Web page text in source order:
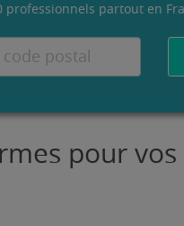
partout en
pour